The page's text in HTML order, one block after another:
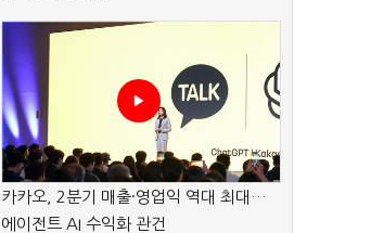
카카오, 2분기 매출·영업익 역대 최대…
에이전트 AI 수익화 관건